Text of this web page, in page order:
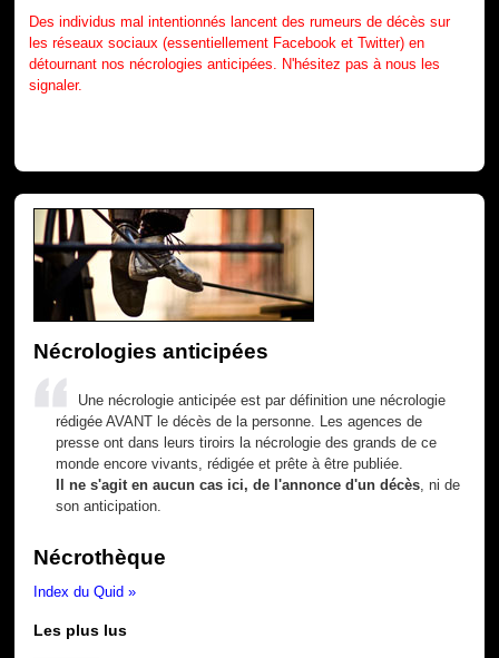
Des individus mal intentionnés lancent des rumeurs de décès sur
les réseaux sociaux (essentiellement Facebook et Twitter) en
détournant nos nécrologies anticipées. N'hésitez pas à nous les
signaler.
Nécrologies anticipées
Une nécrologie anticipée est par définition une nécrologie
rédigée AVANT le décès de la personne. Les agences de
presse ont dans leurs tiroirs la nécrologie des grands de ce
monde encore vivants, rédigée et prête à être publiée.
Il ne s'agit en aucun cas ici, de l'annonce d'un décès , ni de
son anticipation.
Nécrothèque
Index du Quid »
Les plus lus